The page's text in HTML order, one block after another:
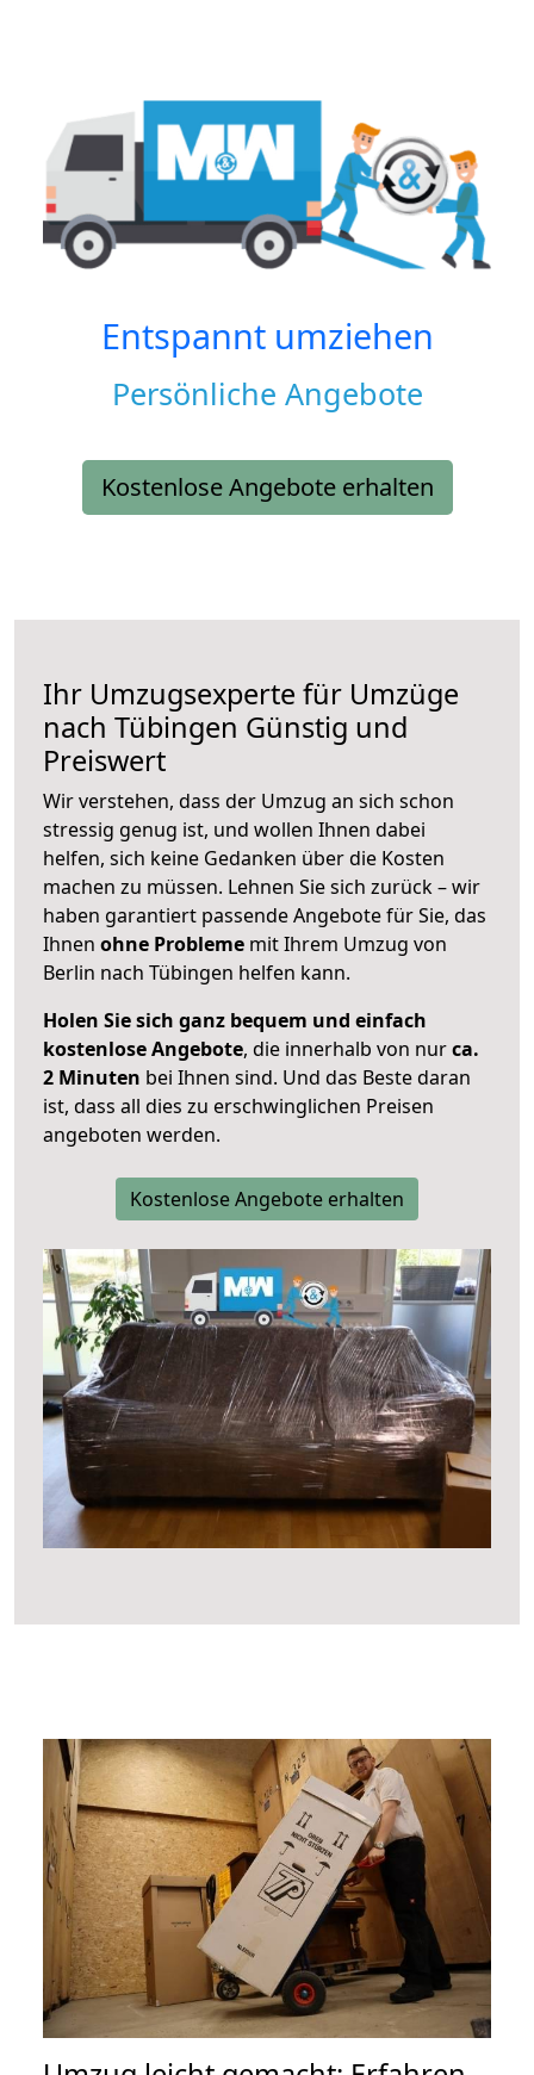
Entspannt umziehen
Persönliche Angebote
Kostenlose Angebote erhalten
Ihr Umzugsexperte für Umzüge
nach Tübingen Günstig und
Preiswert
Wir verstehen, dass der Umzug an sich schon
stressig genug ist, und wollen Ihnen dabei
helfen, sich keine Gedanken über die Kosten
machen zu müssen. Lehnen Sie sich zurück – wir
haben garantiert passende Angebote für Sie, das
Ihnen ohne Probleme mit Ihrem Umzug von
Berlin nach Tübingen helfen kann.
Holen Sie sich ganz bequem und einfach
kostenlose Angebote, die innerhalb von nurca.
2 Minuten bei Ihnen sind. Und das Beste daran
ist, dass all dies zu erschwinglichen Preisen
angeboten werden.
Kostenlose Angebote erhalten